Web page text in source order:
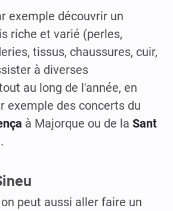
exemple découvrir un
riche et varié (perles,
tissus, chaussures, cuir,
à diverses
au long de l'année, en
exemple des concerts du
à Majorque ou de la Sant
peut aussi aller faire un